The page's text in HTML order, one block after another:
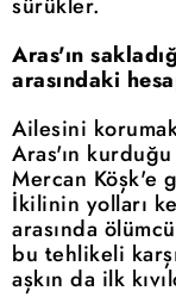
Aras'ın
arasındaki
Ailesini
Aras'ın
Mercan Köşk'e
İkilinin yolları
arasında
bu tehlikeli
aşkın da ilk